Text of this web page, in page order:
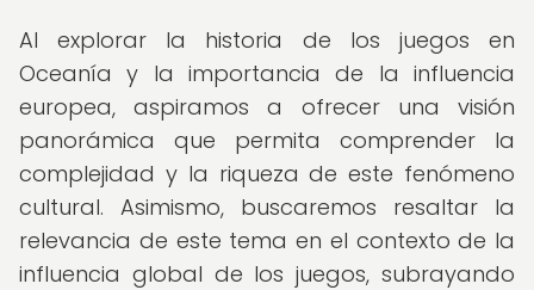
Al explorar la historia de los juegos en
Oceanía y la importancia de la influencia
europea, aspiramos a ofrecer una visión
panorámica que permita comprender la
complejidad y la riqueza de este fenómeno
cultural. Asimismo, buscaremos resaltar la
relevancia de este tema en el contexto de la
influencia global de los juegos, subrayando